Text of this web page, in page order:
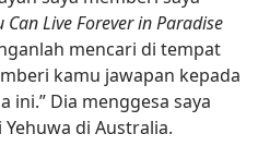
Can Live Forever in Paradise
mencari di tempat
kamu jawapan kepada
ini.” Dia menggesa saya
di Australia.